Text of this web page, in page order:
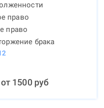
право
право
брака
1500руб